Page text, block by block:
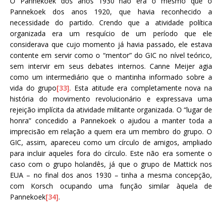
Pannekoek dos anos 1920, que havia reconhecido a
necessidade do partido. Crendo que a atividade política
organizada era um resquício de um período que ele
considerava que cujo momento já havia passado, ele estava
contente em servir como o “mentor” do GIC no nível teórico,
sem intervir em seus debates internos. Canne Meijer agia
como um intermediário que o mantinha informado sobre a
vida do grupo[33]. Esta atitude era completamente nova na
história do movimento revolucionário e expressava uma
rejeição implícita da atividade militante organizada. O “lugar de
honra” concedido a Pannekoek o ajudou a manter toda a
imprecisão em relação a quem era um membro do grupo. O
GIC, assim, apareceu como um círculo de amigos, ampliado
para incluir aqueles fora do círculo. Este não era somente o
caso com o grupo holandês, já que o grupo de Mattick nos
EUA – no final dos anos 1930 – tinha a mesma concepção,
com Korsch ocupando uma função similar àquela de
Pannekoek[34].